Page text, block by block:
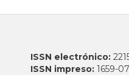
ISSN electrónico:
ISSN impreso: 1659-